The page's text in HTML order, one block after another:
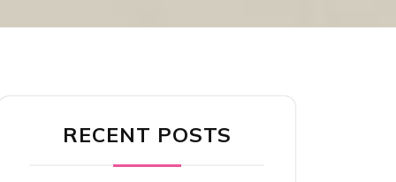
RECENT POSTS